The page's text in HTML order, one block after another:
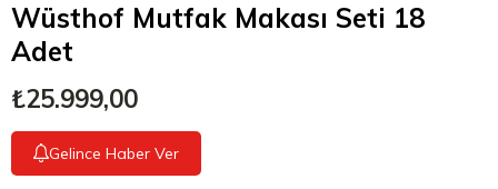
Wüsthof Mutfak Makası Seti 18
Adet
₺25.999,00
Gelince Haber Ver